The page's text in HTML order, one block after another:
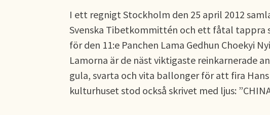
I ett regnigt Stockholm den 25 april 2012
Svenska Tibetkommittén och ett fåtal
för den 11:e Panchen Lama Gedhun Choekyi
Lamorna är de näst viktigaste reinkarnerade
gula, svarta och vita ballonger för att fira
kulturhuset stod också skrivet med ljus: ”CHINA